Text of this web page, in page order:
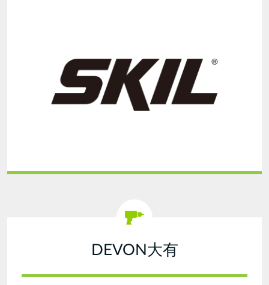
DEVON大有